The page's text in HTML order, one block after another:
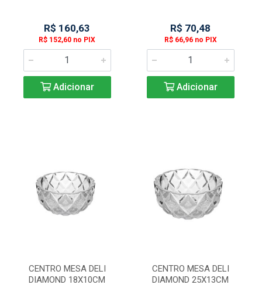
R$ 160,63
R$ 152,60 no PIX
Adicionar
R$ 70,48
R$ 66,96 no PIX
Adicionar
CENTRO MESA DELI
DIAMOND 18X10CM
CENTRO MESA DELI
DIAMOND 25X13CM